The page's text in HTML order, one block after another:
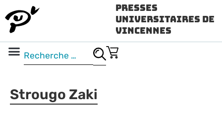
Presses
Universitaires de
Vincennes
Strougo Zaki